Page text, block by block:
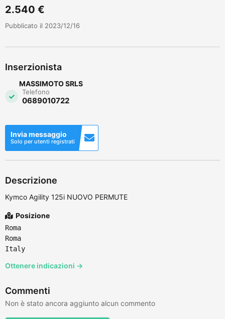
2.540 €
Pubblicato il 2023/12/16
Inserzionista
MASSIMOTO SRLS
Telefono
0689010722
Invia messaggio
Solo per utenti registrati
Descrizione
Kymco Agility 125i NUOVO PERMUTE
Posizione
Roma
Roma
Italy
Ottenere indicazioni →
Commenti
Non è stato ancora aggiunto alcun commento